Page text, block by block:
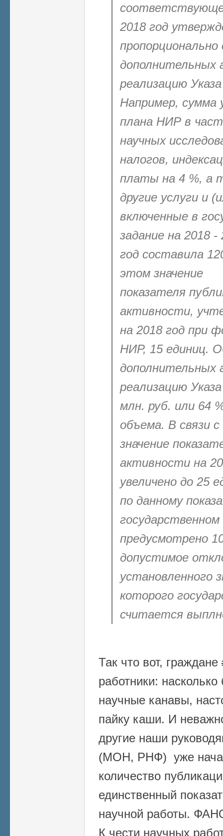
2018 год
дополнительных
реализацию
Например, сумма
плана НИР в
научных
налогов,
платы на 4 %, а
другие услуги и
включенные в
задание на 2018
год составила
этом значение
показателя
активности,
на 2018 год при
НИР, 15 единиц.
дополнительных
реализацию
млн. руб. или 64
объема. В связи
значение
активности на
увеличено до 25
по данному
предусмотрено
допустимое
установленного
которого
считается
Так что вот, граждане
работники:
научные канавы,
пайку каши. И
другие наши
(МОН, РНФ) уже
количество
единственный
научной работы.
К чести научных